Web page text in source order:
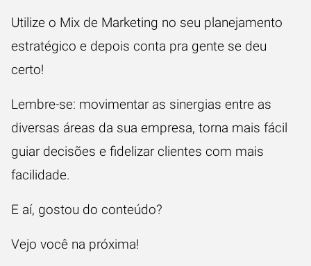
Utilize o Mix de Marketing no seu planejamento
estratégico e depois conta pra gente se deu
certo!
Lembre-se: movimentar as sinergias entre as
diversas áreas da sua empresa, torna mais fácil
guiar decisões e fidelizar clientes com mais
facilidade.
E aí, gostou do conteúdo?
Vejo você na próxima!